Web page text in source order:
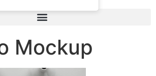
Mockup